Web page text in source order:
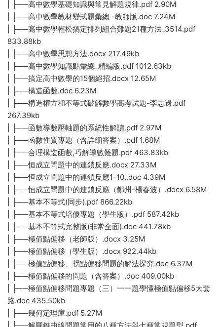
| ├──高中數學基礎知識與常見解題規律.pdf 2.90M
| ├──高中數學教材變式題彙總 -教師版.doc 7.24M
| ├──高中數學輕松搞定排列組合難題21種方法_3514.pdf
833.88kb
| ├──高中數學思想方法.docx 217.49kb
| ├──高中數學知識點彙總_精編版.pdf 1012.63kb
| ├──搞定高中數學的15個絕招.docx 12.65M
| ├──構造函數.doc 6.23M
| ├──構造權方和不等式破解數學高考試題-李志邊.pdf
267.39kb
| ├──函數導數壓軸題的系統性解讀.pdf 2.97M
| ├──函數性質專題（含詳細答案）.pdf 1.68M
| ├──合理構造函數,巧解導數難題.pdf 463.83kb
| ├──恒成立問題中的連鎖反應.docx 27.33M
| ├──恒成立問題中的連鎖反應1-10..doc 4.39M
| ├──恒成立問題中的連鎖反應（鄭州-楊春波）.docx 6.58M
| ├──基本不等式(同步).pdf 866.22kb
| ├──基本不等式培優專題（學生版）.pdf 587.42kb
| ├──基本不等式完整版(非常全面).doc 441.78kb
| ├──極值點偏移（老師版）.docx 3.25M
| ├──極值點偏移（學生版）.docx 922.44kb
| ├──極值點偏移、拐點偏移問題的解法探究.doc 6.37M
| ├──極值點偏移的問題（含答案）.doc 409.00kb
| ├──極值點偏移問題專題（三）一一題學懂極值點偏移5大套
路.doc 435.50kb
| ├──幾何定理庫.pdf 5.27M